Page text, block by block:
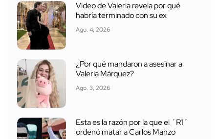
Video de Valeria revela por qué
habría terminado con su ex
Ago. 4, 2026
¿Por qué mandaron a asesinar a
Valeria Márquez?
Ago. 3, 2026
Esta es la razón por la que el ´R1´
ordenó matar a Carlos Manzo